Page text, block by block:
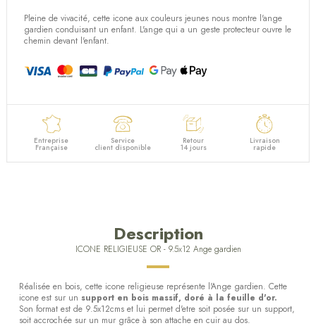
(2 avis)
Pleine de vivacité, cette icone aux couleurs jeunes nous montre l'ange
gardien conduisant un enfant. L'ange qui a un geste protecteur ouvre le
chemin devant l'enfant.
Entreprise
Française
Service
client disponible
Retour
14 jours
Livraison
rapide
Description
ICONE RELIGIEUSE OR - 9.5x12 Ange gardien
Réalisée en bois, cette icone religieuse représente l'Ange gardien. Cette
icone est sur un support en bois massif, doré à la feuille d'or.
Son format est de 9.5x12cms et lui permet d'etre soit posée sur un support,
soit accrochée sur un mur grâce à son attache en cuir au dos.